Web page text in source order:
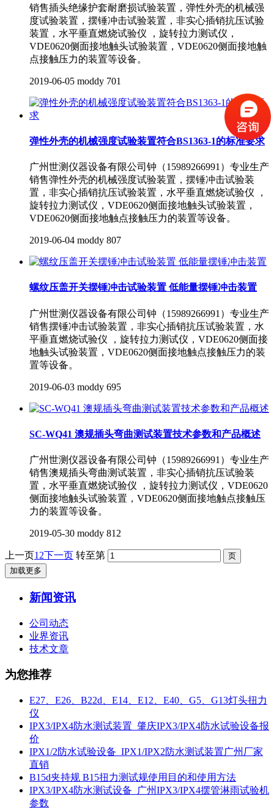
销售插头绝缘护套耐磨损试验装置，弹性外壳的机械强
度试验装置，摆锤冲击试验装置，非实心插销抗压试验
装置，水平垂直燃烧试验仪 ，旋转拉力测试仪，
VDE0620侧面接地触头试验装置，VDE0620侧面接地触
点接触压力的装置等设备。
2019-06-05 moddy 701
弹性外壳的机械强度试验装置符合BS1363-1的标准要求
广州世测仪器设备有限公司钟（15989266991）专业生产
销售弹性外壳的机械强度试验装置，摆锤冲击试验装
置，非实心插销抗压试验装置，水平垂直燃烧试验仪 ，
旋转拉力测试仪，VDE0620侧面接地触头试验装置，
VDE0620侧面接地触点接触压力的装置等设备。
2019-06-04 moddy 807
螺纹压盖开关摆锤冲击试验装置 低能量摆锤冲击装置
广州世测仪器设备有限公司钟（15989266991）专业生产
销售摆锤冲击试验装置，非实心插销抗压试验装置，水
平垂直燃烧试验仪 ，旋转拉力测试仪，VDE0620侧面接
地触头试验装置，VDE0620侧面接地触点接触压力的装
置等设备。
2019-06-03 moddy 695
SC-WQ41 澳规插头弯曲测试装置技术参数和产品概述
广州世测仪器设备有限公司钟（15989266991）专业生产
销售澳规插头弯曲测试装置，非实心插销抗压试验装
置，水平垂直燃烧试验仪 ，旋转拉力测试仪，VDE0620
侧面接地触头试验装置，VDE0620侧面接地触点接触压
力的装置等设备。
2019-05-30 moddy 812
上一页1 2下一页 转至第
加载更多
新闻资讯
公司动态
业界资讯
技术文章
为您推荐
E27、E26、B22d、E14、E12、E40、G5、G13灯头扭力
仪
IPX3/IPX4防水测试装置_肇庆IPX3/IPX4防水试验设备报
价
IPX1/2防水试验设备_IPX1/IPX2防水测试装置广州厂家
直销
B15d夹持规 B15扭力测试规使用目的和使用方法
IPX3/IPX4防水测试设备_广州IPX3/IPX4摆管淋雨试验机
参数